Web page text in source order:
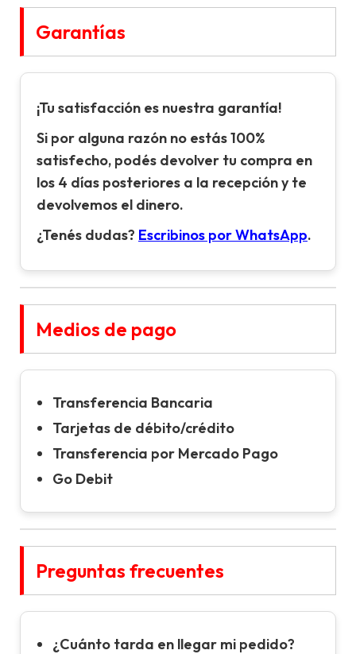
Garantías
¡Tu satisfacción es nuestra garantía!
Si por alguna razón no estás 100%
satisfecho, podés devolver tu compra en
los 4 días posteriores a la recepción y te
devolvemos el dinero.
¿Tenés dudas? Escribinos por WhatsApp.
Medios de pago
Transferencia Bancaria
Tarjetas de débito/crédito
Transferencia por Mercado Pago
Go Debit
Preguntas frecuentes
¿Cuánto tarda en llegar mi pedido?